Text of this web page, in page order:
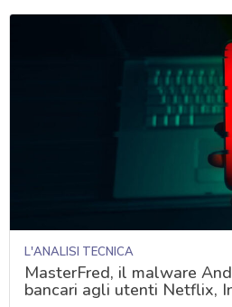
L'ANALISI TECNICA
MasterFred, il malware
bancari agli utenti Netflix,